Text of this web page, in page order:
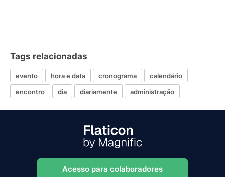
Tags relacionadas
evento hora e data cronograma
calendário
encontro
dia diariamente administração
Acesso para colaboradores